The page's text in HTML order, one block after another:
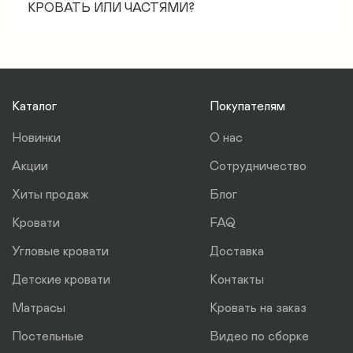
Поэтажно – 350 руб./этаж, начиная с 1
КРОВАТЬ ИЛИ ЧАСТЯМИ?
0,2 м. 3 коробки - 2 смотанные между собой и 1
Каталог
Новинки
Акции
Хиты продаж
Кровати
Угловые кровати
Детские кровати
Матрасы
Постельные
Покупателям
О нас
Сотрудничество
Блог
FAQ
Доставка
Контакты
Кровать на заказ
Видео по сборке